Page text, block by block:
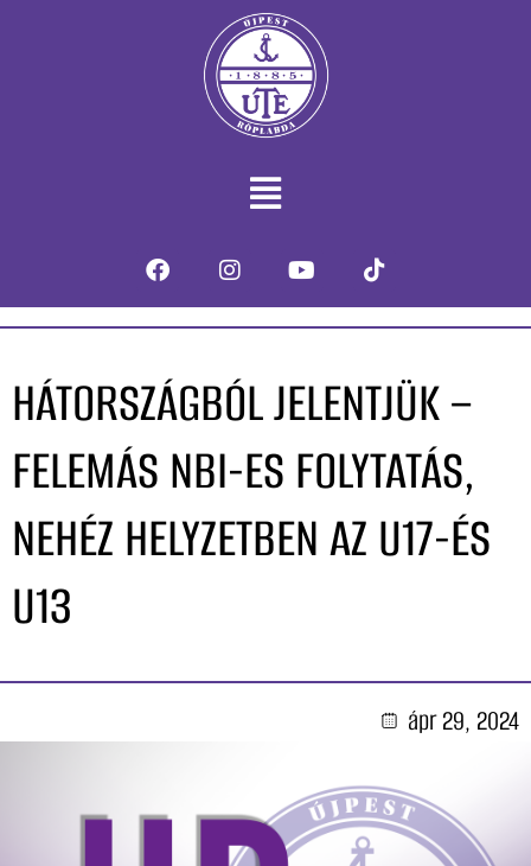
HÁTORSZÁGBÓL JELENTJÜK –
FELEMÁS NBI-ES FOLYTATÁS,
NEHÉZ HELYZETBEN AZ U17-ÉS
U13
ápr 29, 2024